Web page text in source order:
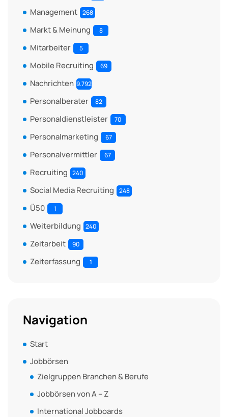
Management 268
Markt & Meinung 8
Mitarbeiter 5
Mobile Recruiting 69
Nachrichten 9.792
Personalberater 82
Personaldienstleister 70
Personalmarketing 67
Personalvermittler 67
Recruiting 240
Social Media Recruiting 248
Ü50 1
Weiterbildung 240
Zeitarbeit 90
Zeiterfassung 1
Navigation
Start
Jobbörsen
Zielgruppen Branchen & Berufe
Jobbörsen von A – Z
International Jobboards